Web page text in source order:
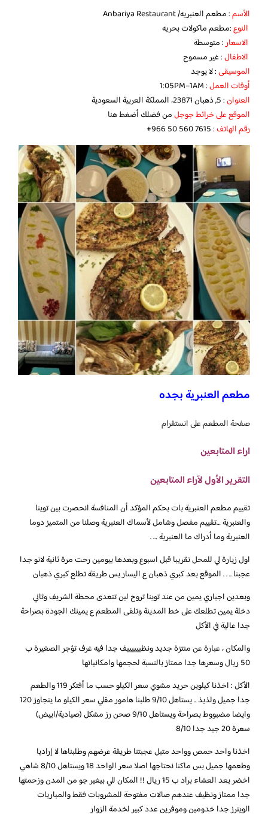
الأسم: مطعم العنبريه/ Anbariya Restaurant
النوع:مطعم ماكولات بحريه
الاسعار: متوسطة
الاطفال: غير مسموح
الموسيقى: لا يوجد
أوقات العمل: 1:05PM–1AM
العنوان: 5, ذهبان 23871، المملكة العربية السعودية
الموقع على خرائط جوجلمن فضلك أضغط هنا
رقم الهاتف: ‏‪‏‪+966 50 560 7615‬‏
مطعم العنبرية بجده
صفحة المطعم على انستقرام
اراء المتابعين
التقرير الأول لآراء المتابعين
تقييم مطعم العنبرية بات بحكم المؤكد أن المنافسة انحصرت بين توينا
والعنبرية …تقييم مفصل وشامل لأسماك العنبرية وصلنا من المتميز دوما
العنبرية وما أدراك ما العنبرية … .
اول زيارة لي للمحل تقريبا قبل اسبوع وبعدها بيومين رحت مرة ثانية لانو جدا
عجبنا .. . . الموقع بعد كبري ذهبان ع اليسار بس طريقة تطلع كبري ذهبان
وبعدين اجباري يمين من عند توينا تروح لين تتعدى محطة الشريف وثاني
دخلة يمين تطلعك على خط المدينة وتلقى المطعم ع يمينك الجودة بصراحة
جدا عالية في الأكل
والمكان ، عبارة عن منتزة جديد ونظييييييف جدا فيه غرف تؤجر الصغيرة ب
50 ريال وسعرها جدا ممتاز بالنسبة لحجمها وامكانياتها
الأكل : اخذنا كيلوين حريد مشوي سعر الكيلو حسب ما أفتكر 119 والطعم
جدا جميل ولذيذ .. يستاهل 9/10 طلبنا هامور مقلي سعر الكيلو ما يتجاوز 120
وايضا مضبووط بصراحة ويستاهل 9/10 صحن رز مشكل (صيادية/ابيض)
سعرة 20 جيد جدا 8/10
اخذنا واحد حمص وواحد متبل عجبتنا طريقة عرضهم وطلبناها لا إراديا
وطعمها جميل بس ماكنا نحتاجها اصلا سعر الواحد 18 ويستاهل 8/10 شاهي
اخضر بعد العشاء براد ب 15 ريال !! المكان للي بيغير جو من المدن وزحمتها
جدا ممتاز ونظيف عندهم صالات مفتوحة للمشروبات فقط والمباريات
الويترز جدا خدومين وموفرين عدد كبير لخدمة الزوار